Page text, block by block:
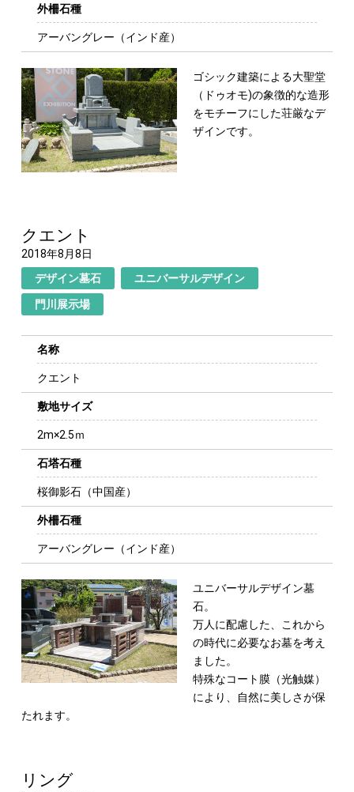
外柵石種
アーバングレー（インド産）
ゴシック建築による大聖堂
（ドゥオモ)の象徴的な造形
をモチーフにした荘厳なデ
ザインです。
クエント
2018年8月8日
デザイン墓石
ユニバーサルデザイン
門川展示場
名称
クエント
敷地サイズ
2m×2.5ｍ
石塔石種
桜御影石（中国産）
外柵石種
アーバングレー（インド産）
ユニバーサルデザイン墓
石。
万人に配慮した、これから
の時代に必要なお墓を考え
ました。
特殊なコート膜（光触媒）
により、自然に美しさが保
たれます。
リング